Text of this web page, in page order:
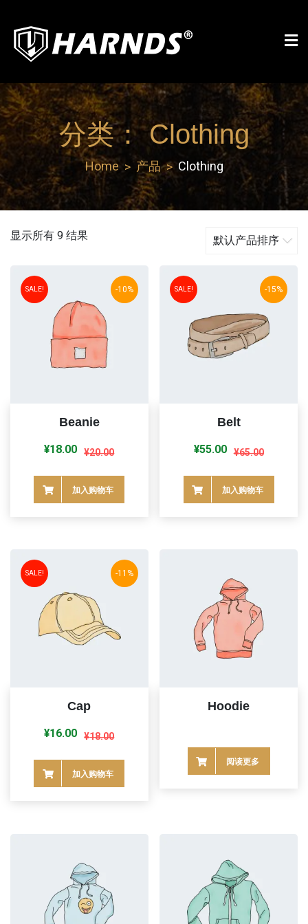
content
Harnds
分类：Clothing
Home 产品 Clothing
显示所有 9 结果
-10%
SALE!
Beanie
¥20.00原
¥20.00。
¥18.00
当
格
加入购物车
-15%
SALE!
Belt
¥65.00原
为：
¥65.00。
¥55.00
当
价
格
加入购物车
-11%
SALE!
Cap
¥18.00原
¥18.00。
¥16.00
当
格
加入购物车
Hoodie
阅读更多